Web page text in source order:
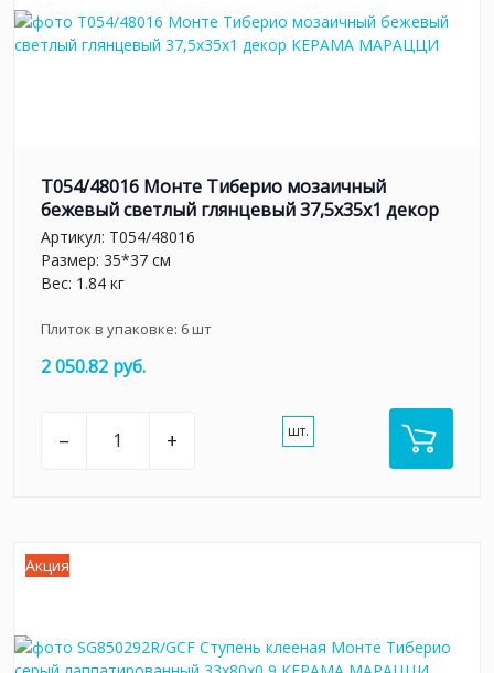
T054/48016 Монте Тиберио мозаичный
бежевый светлый глянцевый 37,5x35x1 декор
Артикул: T054/48016
Размер: 35*37 см
Вес: 1.84 кг
Плиток в упаковке: 6шт
2 050.82 руб.
– + шт.
Акция